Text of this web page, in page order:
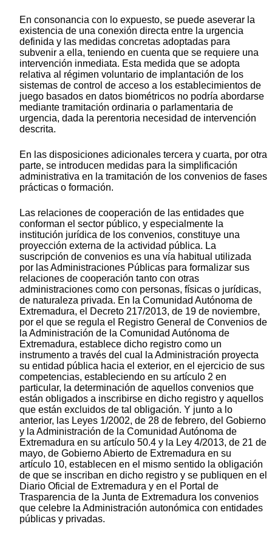
En consonancia con lo expuesto, se puede aseverar la
existencia de una conexión directa entre la urgencia
definida y las medidas concretas adoptadas para
subvenir a ella, teniendo en cuenta que se requiere una
intervención inmediata. Esta medida que se adopta
relativa al régimen voluntario de implantación de los
sistemas de control de acceso a los establecimientos de
juego basados en datos biométricos no podría abordarse
mediante tramitación ordinaria o parlamentaria de
urgencia, dada la perentoria necesidad de intervención
descrita.
En las disposiciones adicionales tercera y cuarta, por otra
parte, se introducen medidas para la simplificación
administrativa en la tramitación de los convenios de fases
prácticas o formación.
Las relaciones de cooperación de las entidades que
conforman el sector público, y especialmente la
institución jurídica de los convenios, constituye una
proyección externa de la actividad pública. La
suscripción de convenios es una vía habitual utilizada
por las Administraciones Públicas para formalizar sus
relaciones de cooperación tanto con otras
administraciones como con personas, físicas o jurídicas,
de naturaleza privada. En la Comunidad Autónoma de
Extremadura, el Decreto 217/2013, de 19 de noviembre,
por el que se regula el Registro General de Convenios de
la Administración de la Comunidad Autónoma de
Extremadura, establece dicho registro como un
instrumento a través del cual la Administración proyecta
su entidad pública hacia el exterior, en el ejercicio de sus
competencias, estableciendo en su artículo 2 en
particular, la determinación de aquellos convenios que
están obligados a inscribirse en dicho registro y aquellos
que están excluidos de tal obligación. Y junto a lo
anterior, las Leyes 1/2002, de 28 de febrero, del Gobierno
y la Administración de la Comunidad Autónoma de
Extremadura en su artículo 50.4 y la Ley 4/2013, de 21 de
mayo, de Gobierno Abierto de Extremadura en su
artículo 10, establecen en el mismo sentido la obligación
de que se inscriban en dicho registro y se publiquen en el
Diario Oficial de Extremadura y en el Portal de
Trasparencia de la Junta de Extremadura los convenios
que celebre la Administración autonómica con entidades
públicas y privadas.